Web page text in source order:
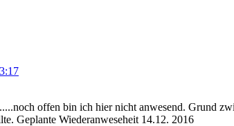
offen bin ich hier nicht anwesend. Grund
Geplante Wiederanweseheit 14.12. 2016